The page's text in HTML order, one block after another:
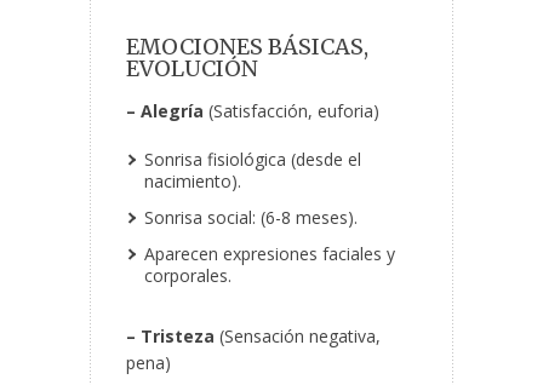
EMOCIONES BÁSICAS,
EVOLUCIÓN
– Alegría (Satisfacción, euforia)
Sonrisa fisiológica (desde el
nacimiento).
Sonrisa social: (6-8 meses).
Aparecen expresiones faciales y
corporales.
– Tristeza (Sensación negativa,
pena)